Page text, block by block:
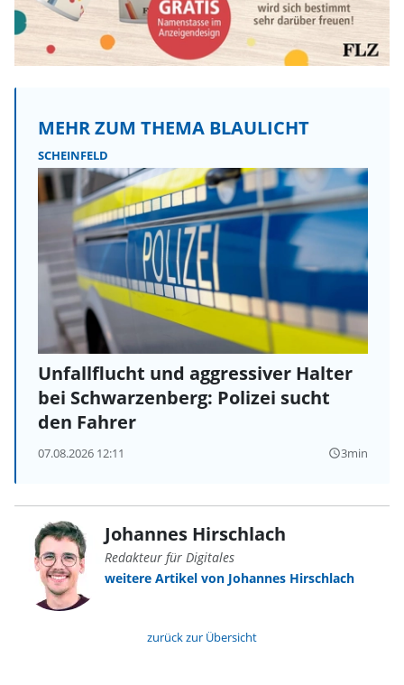
MEHR ZUM THEMA BLAULICHT
SCHEINFELD
Unfallflucht und aggressiver Halter
bei Schwarzenberg: Polizei sucht
den Fahrer
07.08.2026 12:11 query_builder3min
Johannes Hirschlach
Redakteur für Digitales
weitere Artikel von Johannes Hirschlach
zurück zur Übersicht